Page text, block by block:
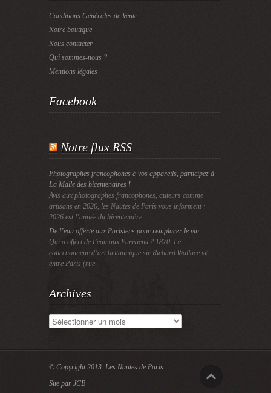
Conditions Générales de Vente
Notre boutique
Nous contacter
Qui sommes-nous ?
Mentions légales
Facebook
Notre flux RSS
Photographes francophones à vos appareils, participez à
La Malle des bicentenaires !
Avis aux photographes francophones, auteurs comme
artisans en 2026, les Nautes de Paris vous informent :
2026 est l’année du bicentenaire
De l’eau offerte aux Parisiens pour remplacer le vin
Qui a offert de l’eau aux Parisiens ? 1870, Le
collectionneur d’art britannique sir Richard Wallace vit
entre Paris (rue
Archives
Archives
© Copyright 2013. Les Nautes de Paris
Site par JCB